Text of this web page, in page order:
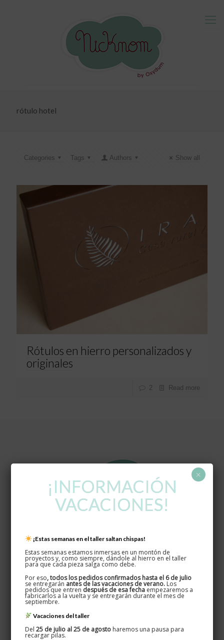
rótulo hotel
Categories Tags Authors Show all
Rótulos en hierro personalizados y
originales
2 Read more
Disseminat, 5 · Teià 08329
627 524 080 / 661 269 583
Información de interés
¡INFORMACIÓN
VACACIONES!
¡Estas semanas en el taller saltan chispas!
Estas semanas estamos inmersas en un montón de
proyectos y, como siempre, dándole al hierro en el taller
para que cada pieza salga como debe.
Por eso, todos los pedidos confirmados hasta el 6 de julio
se entregarán antes de las vacaciones de verano. Los
pedidos que entren después de esa fecha empezaremos a
fabricarlos a la vuelta y se entregarán durante el mes de
septiembre.
Vacaciones del taller
Del 25 de julio al 25 de agosto haremos una pausa para
recargar pilas.
×